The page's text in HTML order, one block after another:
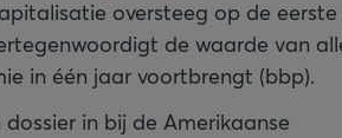
oversteeg op de
de waarde van
in één jaar voortbrengt (bbp).
in bij de Amerikaanse